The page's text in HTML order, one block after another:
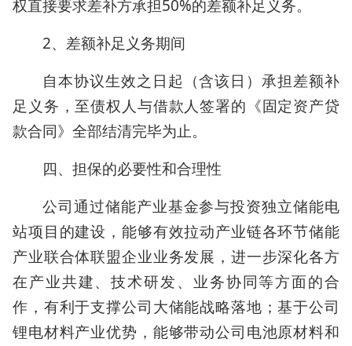
权直接要求差补方承担50%的差额补足义务。
2、差额补足义务期间
自本协议生效之日起（含该日）承担差额补
足义务，至债权人与借款人签署的《固定资产贷
款合同》全部结清完毕为止。
四、担保的必要性和合理性
公司通过储能产业基金参与投资独立储能电
站项目的建设，能够有效拉动产业链各环节储能
产业联合体联盟企业业务发展，进一步深化各方
在产业共建、技术研发、业务协同等方面的合
作，有利于支撑公司大储能战略落地；基于公司
锂电材料产业优势，能够带动公司电池原材料和